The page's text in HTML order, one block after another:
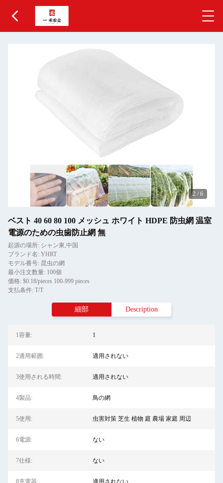
2 / 6
ベスト 40 60 80 100 メッシュ ホワイト HDPE 防虫網 温室
電源のための虫歯防止網 無
起源の場所: シャン東,中国
ブランド名: YHRT
モデル番号: 昆虫の網
最小注文数量: 100個
価格: $0.18/pieces 100-999 pieces
支払条件: T/T
細部 Description
1容量: 1
2適用範囲: 適用されない
3使用される時間: 適用されない
4製品: 鳥の網
5使用: 虫害対策 芝生 植物 庭 農場 家庭 周辺
6電源: ない
7仕様: ない
8充電器: 適用されない